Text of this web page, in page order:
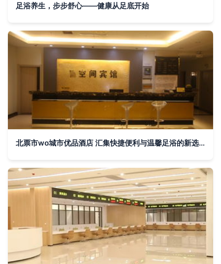
足浴养生，步步舒心——健康从足底开始
北票市wo城市优品酒店 汇集快捷便利与温馨足浴的新选择